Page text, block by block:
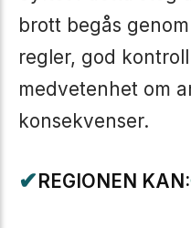
brott begås
regler, god
medvetenhet om
konsekvenser.
✔REGIONEN KAN: